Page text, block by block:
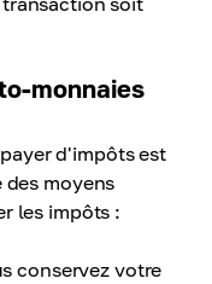
monnaies
d'impôts est
moyens
les impôts :
conservez votre